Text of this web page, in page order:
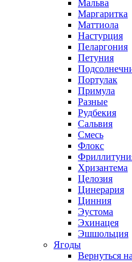
Мальва
Маргаритка
Маттиола
Настурция
Пеларгония
Петуния
Портулак
Примула
Разные
Рудбекия
Сальвия
Смесь
Флокс
Хризантема
Целозия
Цинерария
Цинния
Эустома
Эхинацея
Эшшольция
Ягоды
Вернуться